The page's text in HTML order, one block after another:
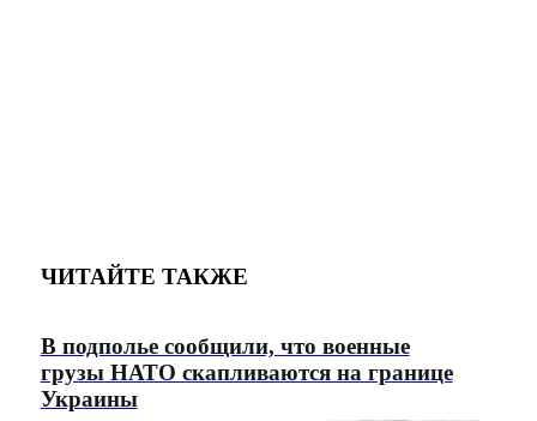
ЧИТАЙТЕ ТАКЖЕ
В подполье сообщили, что военные
грузы НАТО скапливаются на границе
Украины